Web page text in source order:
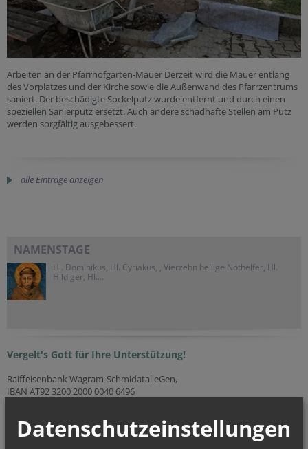
Arbeiten an der Pfarrhofgarten-Mauer Derzeit wird die Mauer entlang
des Vorplatzes und der Kirche sowie die Außenwand des Pfarrzentrums
saniert. Der beschädigte Sockelputz wurde entfernt und durch einen
speziellen Sanierputz ersetzt. Auch andere schadhafte Stellen am Putz
werden sorgfältig ausgebessert.
alle Einträge anzeigen
NAMENSTAGE
Hl. Dominikus, Hl. Cyriakus, , Vierzehn heilige Nothelfer, Hl.
Hildiger, Hl....
Vergelt's Gott für Ihre Unterstützung!
Raiffeisenbank Wagram-Schmidatal eGen,
IBAN AT92 3200 2000 0040 6496
Evangelium
von heute
Datenschutzeinstellungen